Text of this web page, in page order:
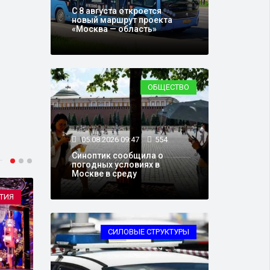
С 8 августа откроется
новый маршрут проекта
«Москва — область»
ОБЩЕСТВО
05.08.2026 09:47 554
Синоптик сообщила о
погодных условиях в
Москве в среду
СИЛОВЫЕ СТРУКТУРЫ